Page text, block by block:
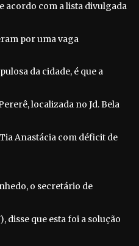
acordo com a lista divulgada
por uma vaga
da cidade, é que a
localizada no Jd. Bela
Anastácia com déficit de
o secretário de
disse que esta foi a solução